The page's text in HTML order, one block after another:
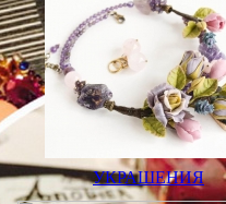
УКРАШЕНИЯ